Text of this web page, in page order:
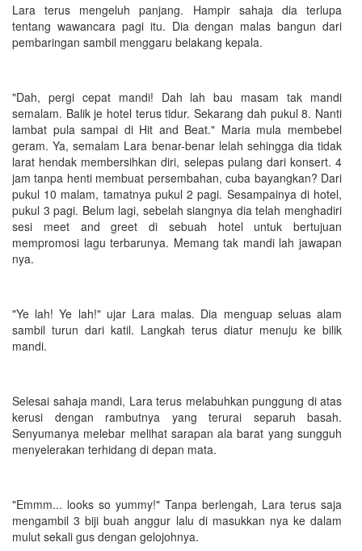
Lara terus mengeluh panjang. Hampir sahaja dia terlupa
tentang wawancara pagi itu. Dia dengan malas bangun dari
pembaringan sambil menggaru belakang kepala.
"Dah, pergi cepat mandi! Dah lah bau masam tak mandi
semalam. Balik je hotel terus tidur. Sekarang dah pukul 8. Nanti
lambat pula sampai di Hit and Beat." Maria mula membebel
geram. Ya, semalam Lara benar-benar lelah sehingga dia tidak
larat hendak membersihkan diri, selepas pulang dari konsert. 4
jam tanpa henti membuat persembahan, cuba bayangkan? Dari
pukul 10 malam, tamatnya pukul 2 pagi. Sesampainya di hotel,
pukul 3 pagi. Belum lagi, sebelah siangnya dia telah menghadiri
sesi meet and greet di sebuah hotel untuk bertujuan
mempromosi lagu terbarunya. Memang tak mandi lah jawapan
nya.
"Ye lah! Ye lah!" ujar Lara malas. Dia menguap seluas alam
sambil turun dari katil. Langkah terus diatur menuju ke bilik
mandi.
Selesai sahaja mandi, Lara terus melabuhkan punggung di atas
kerusi dengan rambutnya yang terurai separuh basah.
Senyumanya melebar melihat sarapan ala barat yang sungguh
menyelerakan terhidang di depan mata.
"Emmm... looks so yummy!" Tanpa berlengah, Lara terus saja
mengambil 3 biji buah anggur lalu di masukkan nya ke dalam
mulut sekali gus dengan gelojohnya.